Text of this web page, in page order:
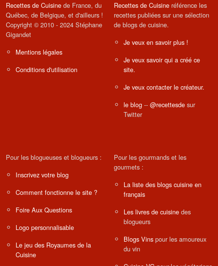
Recettes de Cuisine de France, du
Québec, de Belgique, et d'ailleurs !
Copyright © 2010 - 2024 Stéphane
Gigandet
Mentions légales
Conditions d'utilisation
Recettes de Cuisine référence les
recettes publiées sur une sélection
de blogs de cuisine.
Je veux en savoir plus !
Je veux savoir qui a créé ce
site.
Je veux contacter le créateur.
le blog -- @recettesde sur
Twitter
Pour les blogueuses et blogueurs :
Inscrivez votre blog
Comment fonctionne le site ?
Foire Aux Questions
Logo personnalisable
Le jeu des Royaumes de la
Cuisine
Pour les gourmands et les
gourmets :
La liste des blogs cuisine en
français
Les livres de cuisine des
blogueurs
Blogs Vins pour les amoureux
du vin